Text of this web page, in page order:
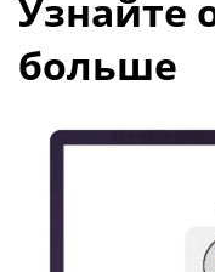
Узнайте
больше